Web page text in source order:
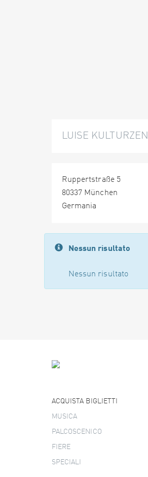
LUISE
Ruppertstraße 5
80337 München
Germania
Nessun risultato
Nessun risultato
ACQUISTA BIGLIETTI
MUSICA
PALCOSCENICO
FIERE
SPECIALI